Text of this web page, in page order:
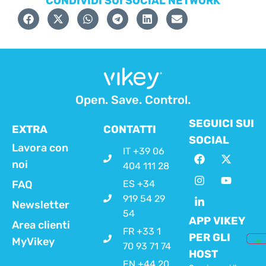
Open. Save. Control.
EXTRA
Lavora con
noi
FAQ
Newsletter
Area clienti
MyVikey
CONTATTI
IT +39 06
404 111 28
ES +34
919 54 29
54
FR +33 1
70 93 71 74
EN +44 20
SEGUICI SUI
SOCIAL
APP VIKEY
PER GLI
HOST